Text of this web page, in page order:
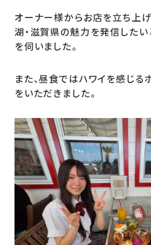
オーナー様からお店を立ち上
湖・滋賀県の魅力を発信した
を伺いました。
また、昼食ではハワイを感じる
をいただきました。